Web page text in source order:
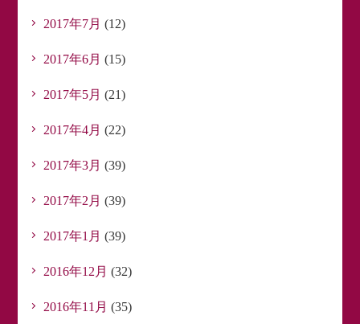
2017年7月 (12)
2017年6月 (15)
2017年5月 (21)
2017年4月 (22)
2017年3月 (39)
2017年2月 (39)
2017年1月 (39)
2016年12月 (32)
2016年11月 (35)